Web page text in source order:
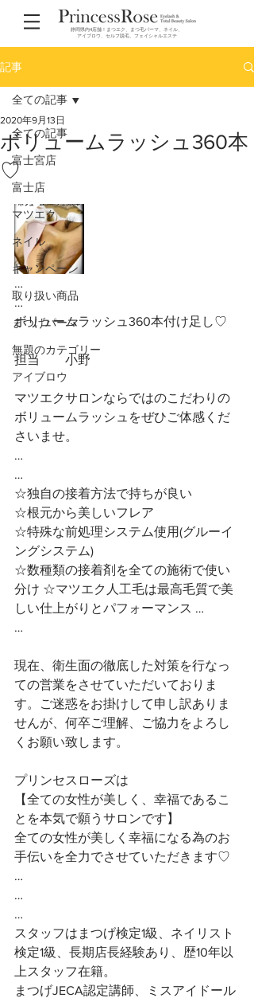
静岡県内4店舗！まつエク、まつ毛パーマ、ネイル、
アイブロウ、セルフ脱毛、フェイシャルエステ
記事
全ての記事
富士宮店
富士店
マツエク
ネイル
キャンペーン
取り扱い商品
まつげパーマ
無題のカテゴリー
アイブロウ
全ての記事
ボリュームラッシュ360本
♡
2020年9月13日
…
…
ボリュームラッシュ360本付け足し♡
担当　　小野
マツエクサロンならではのこだわりの
ボリュームラッシュをぜひご体感くだ
さいませ。
…
…
☆独自の接着方法で持ちが良い
☆根元から美しいフレア
☆特殊な前処理システム使用(グルーイ
ングシステム)
☆数種類の接着剤を全ての施術で使い
分け ☆マツエク人工毛は最高毛質で美
しい仕上がりとパフォーマンス …
…
現在、衛生面の徹底した対策を行なっ
ての営業をさせていただいておりま
す。ご迷惑をお掛けして申し訳ありま
せんが、何卒ご理解、ご協力をよろし
くお願い致します。
プリンセスローズは
【全ての女性が美しく、幸福であるこ
とを本気で願うサロンです】
全ての女性が美しく幸福になる為のお
手伝いを全力でさせていただきます♡
…
…
…
スタッフはまつげ検定1級、ネイリスト
検定1級、長期店長経験あり、歴10年以
上スタッフ在籍。
まつげJECA認定講師、ミスアイドール